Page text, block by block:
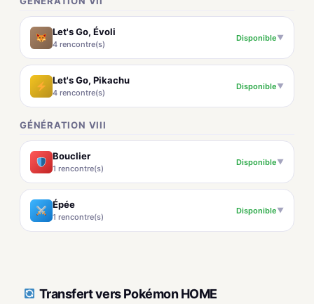
Let's Go, Évoli
4 rencontre(s)
Disponible▼
Let's Go, Pikachu
4 rencontre(s)
Disponible▼
GÉNÉRATION VIII
Bouclier
1 rencontre(s)
Disponible▼
Épée
1 rencontre(s)
Disponible▼
Transfert vers Pokémon HOME